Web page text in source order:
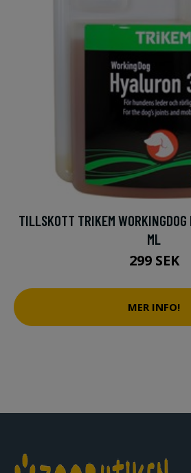
TILLSKOTT TRIKEM
ML
299 SEK
MER INFO!